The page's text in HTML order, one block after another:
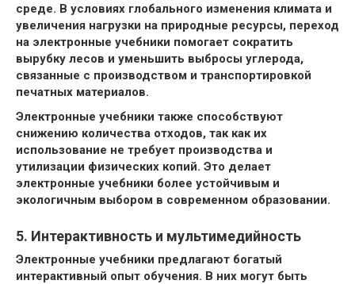
среде. В условиях глобального изменения климата и
увеличения нагрузки на природные ресурсы, переход
на электронные учебники помогает сократить
вырубку лесов и уменьшить выбросы углерода,
связанные с производством и транспортировкой
печатных материалов.
Электронные учебники также способствуют
снижению количества отходов, так как их
использование не требует производства и
утилизации физических копий. Это делает
электронные учебники более устойчивым и
экологичным выбором в современном образовании.
5. Интерактивность и мультимедийность
Электронные учебники предлагают богатый
интерактивный опыт обучения. В них могут быть